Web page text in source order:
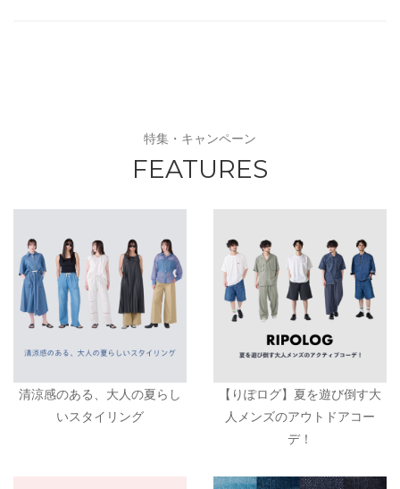
特集・キャンペーン
FEATURES
清涼感のある、大人の夏らし
いスタイリング
【りぽログ】夏を遊び倒す大
人メンズのアウトドアコー
デ！